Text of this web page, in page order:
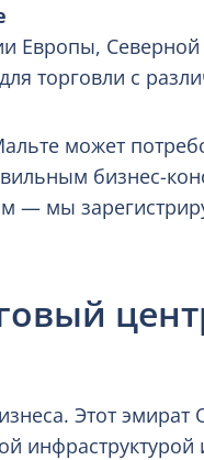
Европы,
торговли с
может
бизнес-
— мы
Этот эмират